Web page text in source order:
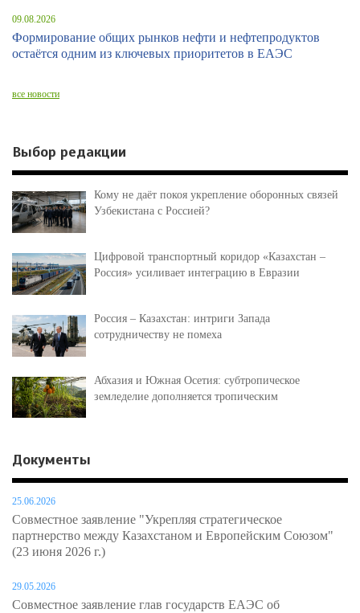
09.08.2026
Формирование общих рынков нефти и нефтепродуктов
остаётся одним из ключевых приоритетов в ЕАЭС
все новости
Выбор редакции
Кому не даёт покоя укрепление оборонных связей
Узбекистана с Россией?
Цифровой транспортный коридор «Казахстан –
Россия» усиливает интеграцию в Евразии
Россия – Казахстан: интриги Запада
сотрудничеству не помеха
Абхазия и Южная Осетия: субтропическое
земледелие дополняется тропическим
Документы
25.06.2026
Совместное заявление "Укрепляя стратегическое
партнерство между Казахстаном и Европейским Союзом"
(23 июня 2026 г.)
29.05.2026
Совместное заявление глав государств ЕАЭС об